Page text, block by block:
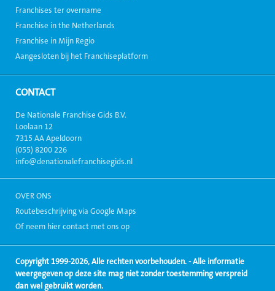
Franchises ter overname
Franchise in the Netherlands
Franchise in Mijn Regio
Aangesloten bij het Franchiseplatform
CONTACT
De Nationale Franchise Gids B.V.
Loolaan 12
7315 AA Apeldoorn
(055) 8200 226
info@denationalefranchisegids.nl
OVER ONS
Routebeschrijving via Google Maps
Of neem hier contact met ons op
Copyright 1999-2026, Alle rechten voorbehouden. - Alle informatie
weergegeven op deze site mag niet zonder toestemming verspreid
dan wel gebruikt worden.